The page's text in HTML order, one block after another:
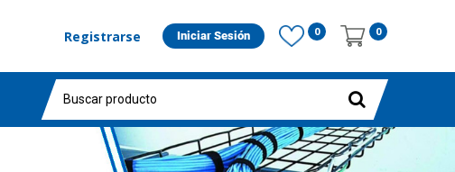
Registrarse Iniciar Sesión 0 0